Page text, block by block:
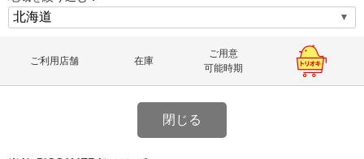
ご利用店舗 在庫
ご用意
可能時期
閉じる